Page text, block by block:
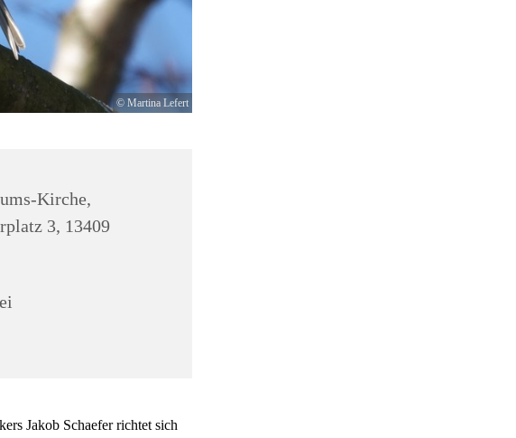
© Martina Lefert
Kirche,
3, 13409
Jakob Schaefer richtet sich